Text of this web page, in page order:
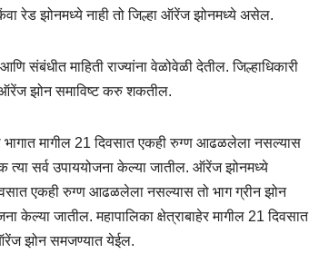
रेड झोनमध्ये नाही तो जिल्हा ऑरेंज झोनमध्ये असेल.
संबंधीत माहिती राज्यांना वेळोवेळी देतील. जिल्हाधिकारी
ऑरेंज झोन समाविष्ट करु शकतील.
भागात मागील 21 दिवसात एकही रुग्ण आढळलेला नसल्यास
त्या सर्व उपाययोजना केल्या जातील. ऑरेंज झोनमध्ये
दिवसात एकही रुग्ण आढळलेला नसल्यास तो भाग ग्रीन झोन
केल्या जातील. महापालिका क्षेत्राबाहेर मागील 21 दिवसात
ऑरेंज झोन समजण्यात येईल.